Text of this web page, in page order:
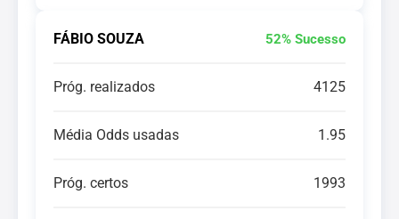
FÁBIO SOUZA 52% Sucesso
Próg. realizados 4125
Média Odds usadas 1.95
Próg. certos 1993